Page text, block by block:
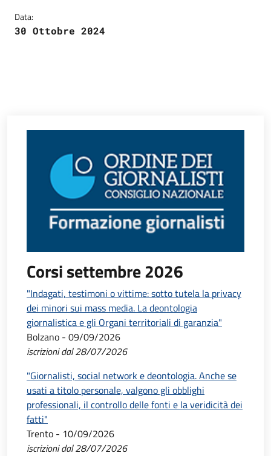
Data:
30 Ottobre 2024
Corsi settembre 2026
"Indagati, testimoni o vittime: sotto tutela la privacy
dei minori sui mass media. La deontologia
giornalistica e gli Organi territoriali di garanzia"
Bolzano - 09/09/2026
iscrizioni dal 28/07/2026
"Giornalisti, social network e deontologia. Anche se
usati a titolo personale, valgono gli obblighi
professionali, il controllo delle fonti e la veridicità dei
fatti"
Trento - 10/09/2026
iscrizioni dal 28/07/2026